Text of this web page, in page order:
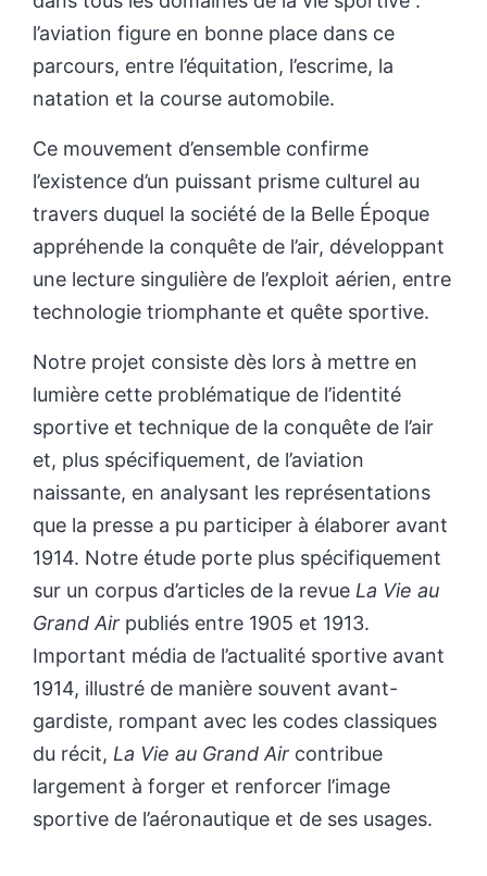
l’aviation figure en bonne place dans ce
parcours, entre l’équitation, l’escrime, la
natation et la course automobile.
Ce mouvement d’ensemble confirme
l’existence d’un puissant prisme culturel au
travers duquel la société de la Belle Époque
appréhende la conquête de l’air, développant
une lecture singulière de l’exploit aérien, entre
technologie triomphante et quête sportive.
Notre projet consiste dès lors à mettre en
lumière cette problématique de l’identité
sportive et technique de la conquête de l’air
et, plus spécifiquement, de l’aviation
naissante, en analysant les représentations
que la presse a pu participer à élaborer avant
1914. Notre étude porte plus spécifiquement
sur un corpus d’articles de la revue La Vie au
Grand Air publiés entre 1905 et 1913.
Important média de l’actualité sportive avant
1914, illustré de manière souvent avant-
gardiste, rompant avec les codes classiques
du récit, La Vie au Grand Air contribue
largement à forger et renforcer l’image
sportive de l’aéronautique et de ses usages.